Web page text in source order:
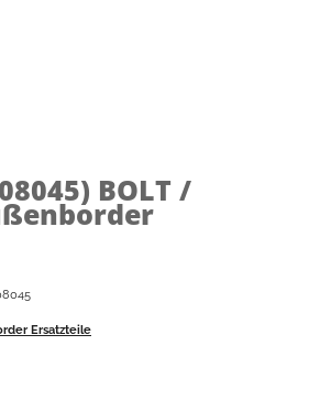
BOLT /
Ersatzteile